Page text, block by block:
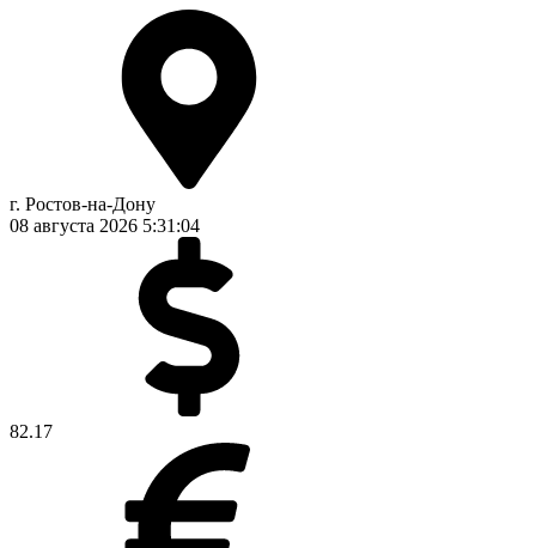
г. Ростов-на-Дону
08 августа 2026 5:31:05
82.17